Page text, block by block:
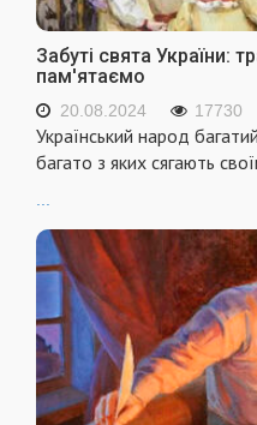
Забуті свята України:
пам'ятаємо
20.08.2024 17730
Український народ
багато з яких сягають